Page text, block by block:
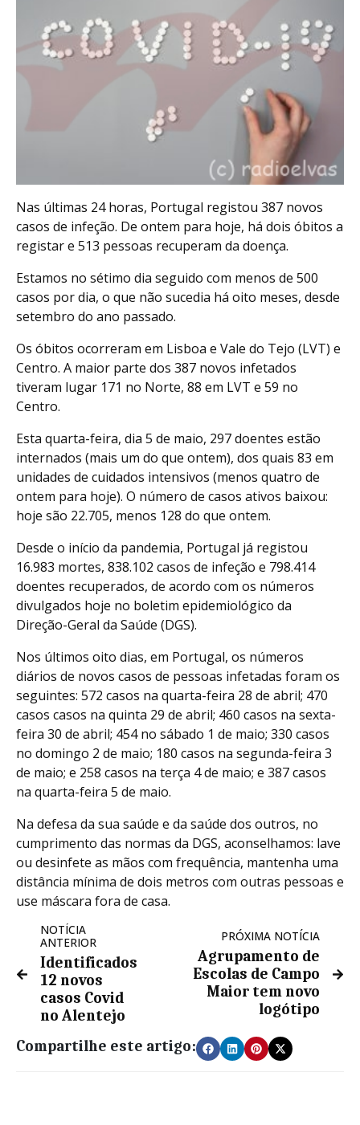
Nas últimas 24 horas, Portugal registou 387 novos
casos de infeção. De ontem para hoje, há dois óbitos a
registar e 513 pessoas recuperam da doença.
Estamos no sétimo dia seguido com menos de 500
casos por dia, o que não sucedia há oito meses, desde
setembro do ano passado.
Os óbitos ocorreram em Lisboa e Vale do Tejo (LVT) e
Centro. A maior parte dos 387 novos infetados
tiveram lugar 171 no Norte, 88 em LVT e 59 no
Centro.
Esta quarta-feira, dia 5 de maio, 297 doentes estão
internados (mais um do que ontem), dos quais 83 em
unidades de cuidados intensivos (menos quatro de
ontem para hoje). O número de casos ativos baixou:
hoje são 22.705, menos 128 do que ontem.
Desde o início da pandemia, Portugal já registou
16.983 mortes, 838.102 casos de infeção e 798.414
doentes recuperados, de acordo com os números
divulgados hoje no boletim epidemiológico da
Direção-Geral da Saúde (DGS).
Nos últimos oito dias, em Portugal, os números
diários de novos casos de pessoas infetadas foram os
seguintes: 572 casos na quarta-feira 28 de abril; 470
casos casos na quinta 29 de abril; 460 casos na sexta-
feira 30 de abril; 454 no sábado 1 de maio; 330 casos
no domingo 2 de maio; 180 casos na segunda-feira 3
de maio; e 258 casos na terça 4 de maio; e 387 casos
na quarta-feira 5 de maio.
Na defesa da sua saúde e da saúde dos outros, no
cumprimento das normas da DGS, aconselhamos: lave
ou desinfete as mãos com frequência, mantenha uma
distância mínima de dois metros com outras pessoas e
use máscara fora de casa.
NOTÍCIA
ANTERIOR
Identificados
12 novos
casos Covid
no Alentejo
PRÓXIMA NOTÍCIA
Agrupamento de
Escolas de Campo
Maior tem novo
logótipo
Compartilhe este artigo: